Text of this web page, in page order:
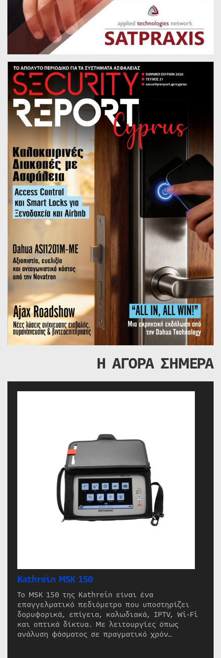
Η ΑΓΟΡΑ ΣΗΜΕΡΑ
Kathrein MSK 150
Το MSK 150 της Kathrein είναι ένα
επαγγελματικό πεδιόμετρο που υποστηρίζει
δορυφορικά, επίγεια, καλωδιακά, IPTV, Wi-Fi
και οπτικά δίκτυα. Με λειτουργίες όπως
ανάλυση φάσματος σε πραγματικό χρόν…